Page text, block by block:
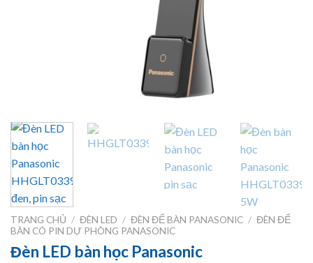
TRANG CHỦ / ĐÈN LED / ĐÈN ĐỂ BÀN PANASONIC / ĐÈN ĐỂ
BÀN CÓ PIN DỰ PHÒNG PANASONIC
Đèn LED bàn học Panasonic